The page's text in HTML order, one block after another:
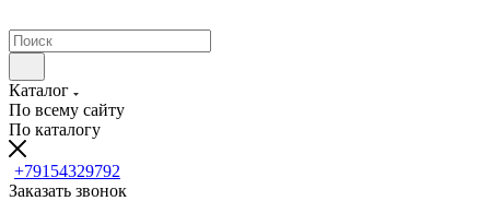
Каталог
По всему сайту
По каталогу
+79154329792
Заказать звонок